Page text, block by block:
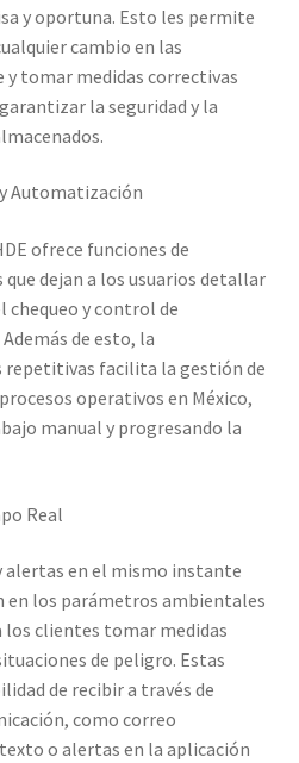
y oportuna. Esto les permite
cambio en las
tomar medidas correctivas
la seguridad y la
Automatización
ofrece funciones de
dejan a los usuarios detallar
chequeo y control de
de esto, la
facilita la gestión de
operativos en México,
manual y progresando la
Real
alertas en el mismo instante
en los parámetros ambientales
los clientes tomar medidas
de peligro. Estas
de recibir a través de
como correo
o alertas en la aplicación